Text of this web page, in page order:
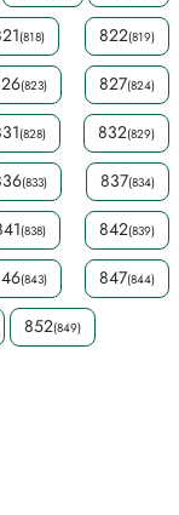
(818) 822(819)
(823) 827(824)
(828) 832(829)
(833) 837(834)
(838) 842(839)
(843) 847(844)
852(849)